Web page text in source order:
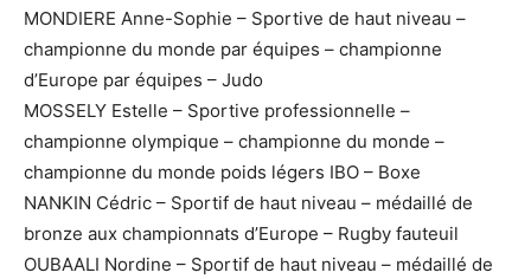
MONDIERE Anne-Sophie – Sportive de haut niveau –
championne du monde par équipes – championne
d’Europe par équipes – Judo
MOSSELY Estelle – Sportive professionnelle –
championne olympique – championne du monde –
championne du monde poids légers IBO – Boxe
NANKIN Cédric – Sportif de haut niveau – médaillé de
bronze aux championnats d’Europe – Rugby fauteuil
OUBAALI Nordine – Sportif de haut niveau – médaillé de